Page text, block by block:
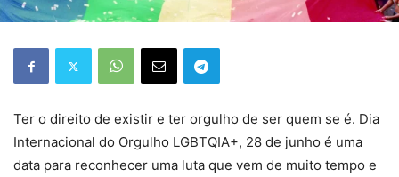
Ter o direito de existir e ter orgulho de ser quem se é. Dia
Internacional do Orgulho LGBTQIA+, 28 de junho é uma
data para reconhecer uma luta que vem de muito tempo e